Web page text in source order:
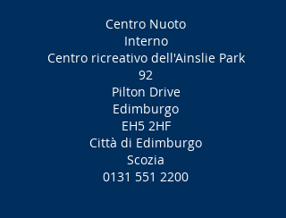
Centro Nuoto
Interno
Centro ricreativo dell'Ainslie Park
92
Pilton Drive
Edimburgo
EH5 2HF
Città di Edimburgo
Scozia
0131 551 2200